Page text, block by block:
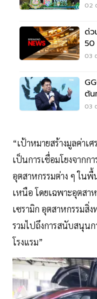
02
ด่ว
03
ต้น
ต่ำ
03
“เป้าหมายสร้างมูลค่า
เป็นการเชื่อมโยงจากก
อุตสาหกรรมต่าง ๆ ใน
เหนือ โดยเฉพาะอุตสา
เซรามิก อุตสาหกรรมสิ่
รวมไปถึงการสนับสนุนก
โรงแรม”